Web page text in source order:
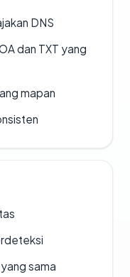
DNS
dan TXT yang
mapan
sama